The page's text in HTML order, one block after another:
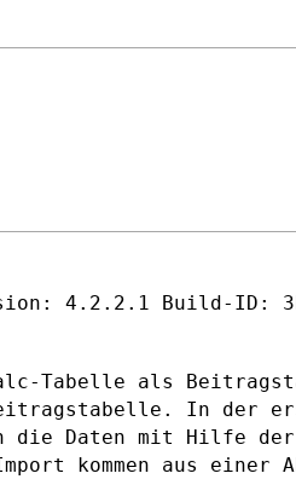
4.2.2.1 Build-ID:
Tabelle als
In der
die Daten mit Hilfe der
kommen aus einer